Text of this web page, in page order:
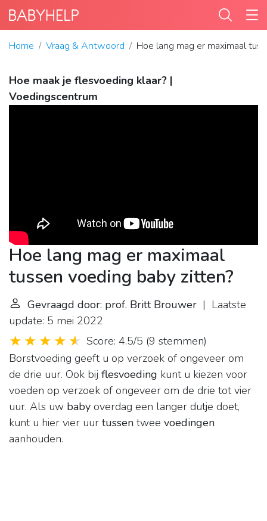
Home Vraag & Antwoord Hoe lang mag er maximaal
Hoe maak je flesvoeding klaar? |
Voedingscentrum
Hoe lang mag er maximaal
tussen voeding baby zitten?
Gevraagd door: prof. Britt Brouwer | Laatste
update: 5 mei 2022
Score: 4.5/5 (9 stemmen)
Borstvoeding geeft u op verzoek of ongeveer om
de drie uur. Ook bij flesvoeding kunt u kiezen voor
voeden op verzoek of ongeveer om de drie tot vier
uur. Als uw baby overdag een langer dutje doet,
kunt u hier vier uur tussen twee voedingen
aanhouden.